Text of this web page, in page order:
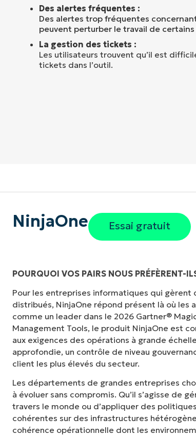
Des alertes fréquentes :
Des alertes trop fréquentes
peuvent perturber le travail de
La gestion des tickets :
Les utilisateurs trouvent qu’il est
tickets dans l’outil.
NinjaOne Essai gratuit
POURQUOI VOS PAIRS NOUS PRÉFÈRENT-
Pour les entreprises informatiques qui
distribués, NinjaOne répond présent là où les
comme un leader dans le 2026 Gartner®
Management Tools, le produit NinjaOne est
aux exigences des opérations à grande
approfondie, un contrôle de niveau
client les plus élevés du secteur.
Les départements de grandes entreprises
à évoluer sans compromis. Qu’il s’agisse de
travers le monde ou d’appliquer des
cohérentes sur des infrastructures
cohérence opérationnelle dont les
"Auparavant, j'avais besoin de
NinjaOne fait dans son panneau
tellement plus facile."
Ernie Turner
Directeur informatique chez